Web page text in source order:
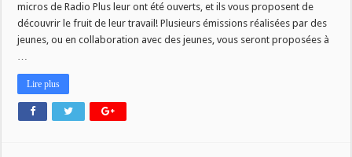
micros de Radio Plus leur ont été ouverts, et ils vous proposent de
découvrir le fruit de leur travail! Plusieurs émissions réalisées par des
jeunes, ou en collaboration avec des jeunes, vous seront proposées à
…
Lire plus